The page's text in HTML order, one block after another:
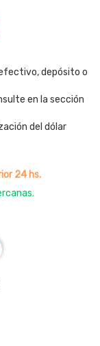
depósito o
en la sección
del dólar
24 hs.